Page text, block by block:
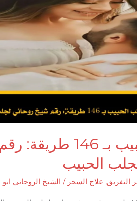
جلب الحبيب بـ 146
الحبيب
التفريق, علاج السحر / الشيخ الروحاني ابو